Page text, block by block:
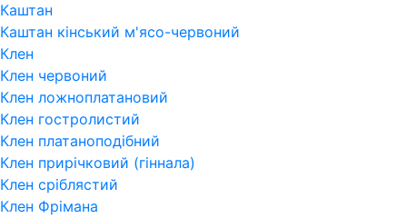
Каштан
Каштан кінський м'ясо-червоний
Клен
Клен червоний
Клен ложноплатановий
Клен гостролистий
Клен платаноподібний
Клен прирічковий (гіннала)
Клен сріблястий
Клен Фрімана